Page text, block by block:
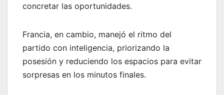
concretar las oportunidades.
Francia, en cambio, manejó el ritmo del
partido con inteligencia, priorizando la
posesión y reduciendo los espacios para evitar
sorpresas en los minutos finales.